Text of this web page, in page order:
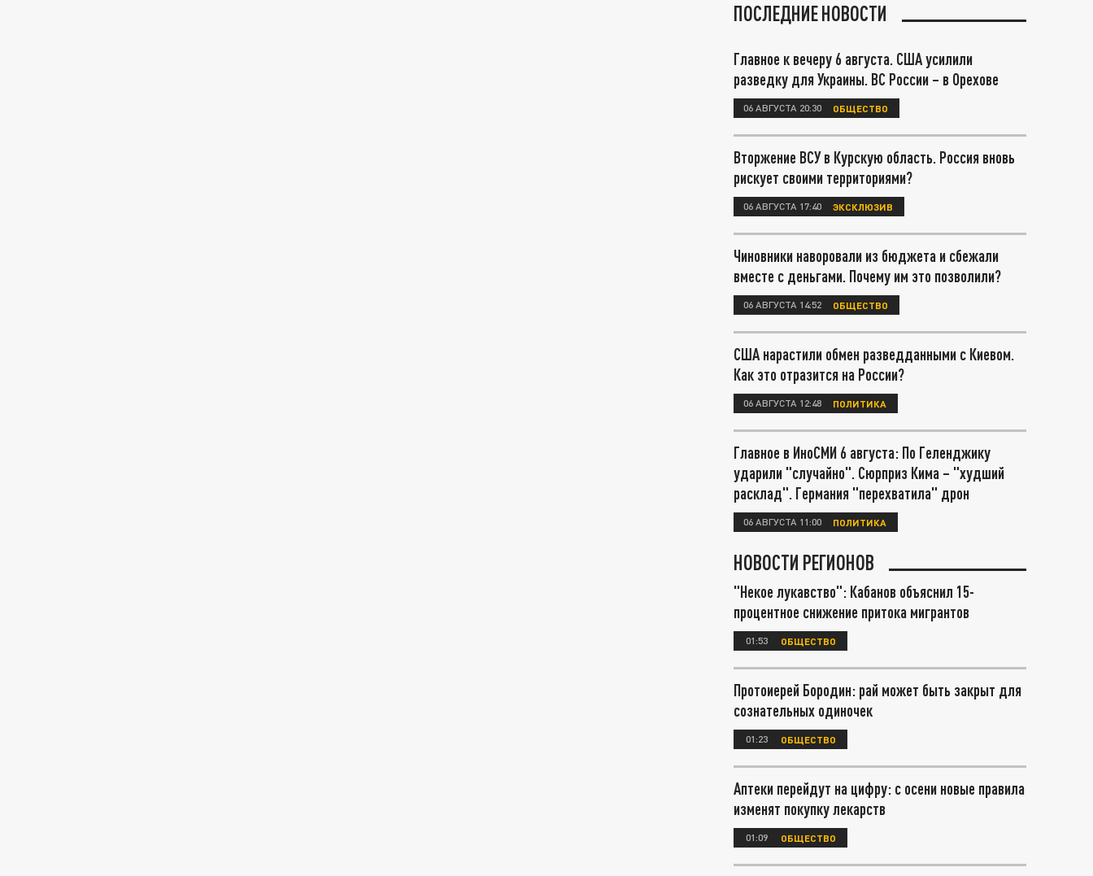
ПОСЛЕДНИЕ НОВОСТИ
Главное к вечеру 6 августа. США усилили
разведку для Украины. ВС России – в Орехове
06 АВГУСТА 20:30 ОБЩЕСТВО
Вторжение ВСУ в Курскую область. Россия вновь
рискует своими территориями?
06 АВГУСТА 17:40 ЭКСКЛЮЗИВ
Чиновники наворовали из бюджета и сбежали
вместе с деньгами. Почему им это позволили?
06 АВГУСТА 14:52 ОБЩЕСТВО
США нарастили обмен разведданными с Киевом.
Как это отразится на России?
06 АВГУСТА 12:48 ПОЛИТИКА
Главное в ИноСМИ 6 августа: По Геленджику
ударили "случайно". Сюрприз Кима – "худший
расклад". Германия "перехватила" дрон
06 АВГУСТА 11:00 ПОЛИТИКА
НОВОСТИ РЕГИОНОВ
"Некое лукавство": Кабанов объяснил 15-
процентное снижение притока мигрантов
01:53 ОБЩЕСТВО
Протоиерей Бородин: рай может быть закрыт для
сознательных одиночек
01:23 ОБЩЕСТВО
Аптеки перейдут на цифру: с осени новые правила
изменят покупку лекарств
01:09 ОБЩЕСТВО